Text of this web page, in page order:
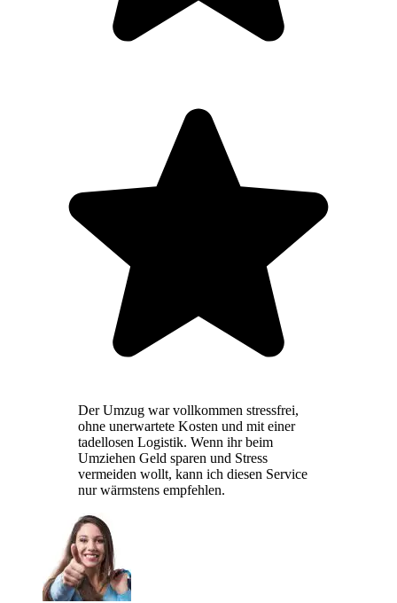
Der Umzug war vollkommen stressfrei,
ohne unerwartete Kosten und mit einer
tadellosen Logistik. Wenn ihr beim
Umziehen Geld sparen und Stress
vermeiden wollt, kann ich diesen Service
nur wärmstens empfehlen.